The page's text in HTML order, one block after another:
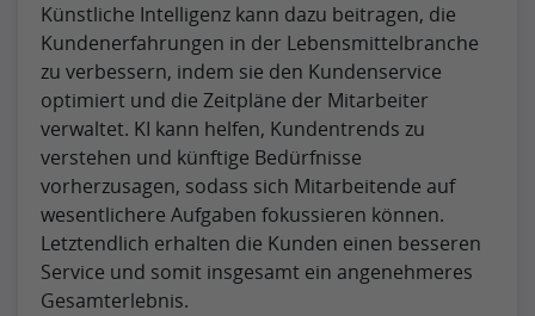
Künstliche Intelligenz kann dazu beitragen, die
Kundenerfahrungen in der Lebensmittelbranche
zu verbessern, indem sie den Kundenservice
optimiert und die Zeitpläne der Mitarbeiter
verwaltet. KI kann helfen, Kundentrends zu
verstehen und künftige Bedürfnisse
vorherzusagen, sodass sich Mitarbeitende auf
wesentlichere Aufgaben fokussieren können.
Letztendlich erhalten die Kunden einen besseren
Service und somit insgesamt ein angenehmeres
Gesamterlebnis.